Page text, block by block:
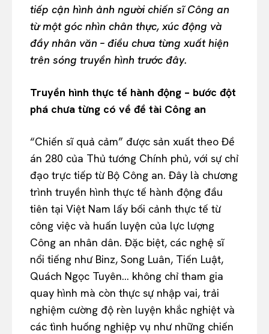
tiếp cận hình ảnh người chiến sĩ Công an
từ một góc nhìn chân thực, xúc động và
đầy nhân văn – điều chưa từng xuất hiện
trên sóng truyền hình trước đây.
Truyền hình thực tế hành động – bước đột
phá chưa từng có về đề tài Công an
“Chiến sĩ quả cảm” được sản xuất theo Đề
án 280 của Thủ tướng Chính phủ, với sự chỉ
đạo trực tiếp từ Bộ Công an. Đây là chương
trình truyền hình thực tế hành động đầu
tiên tại Việt Nam lấy bối cảnh thực tế từ
công việc và huấn luyện của lực lượng
Công an nhân dân. Đặc biệt, các nghệ sĩ
nổi tiếng như Binz, Song Luân, Tiến Luật,
Quách Ngọc Tuyên… không chỉ tham gia
quay hình mà còn thực sự nhập vai, trải
nghiệm cường độ rèn luyện khắc nghiệt và
các tình huống nghiệp vụ như những chiến